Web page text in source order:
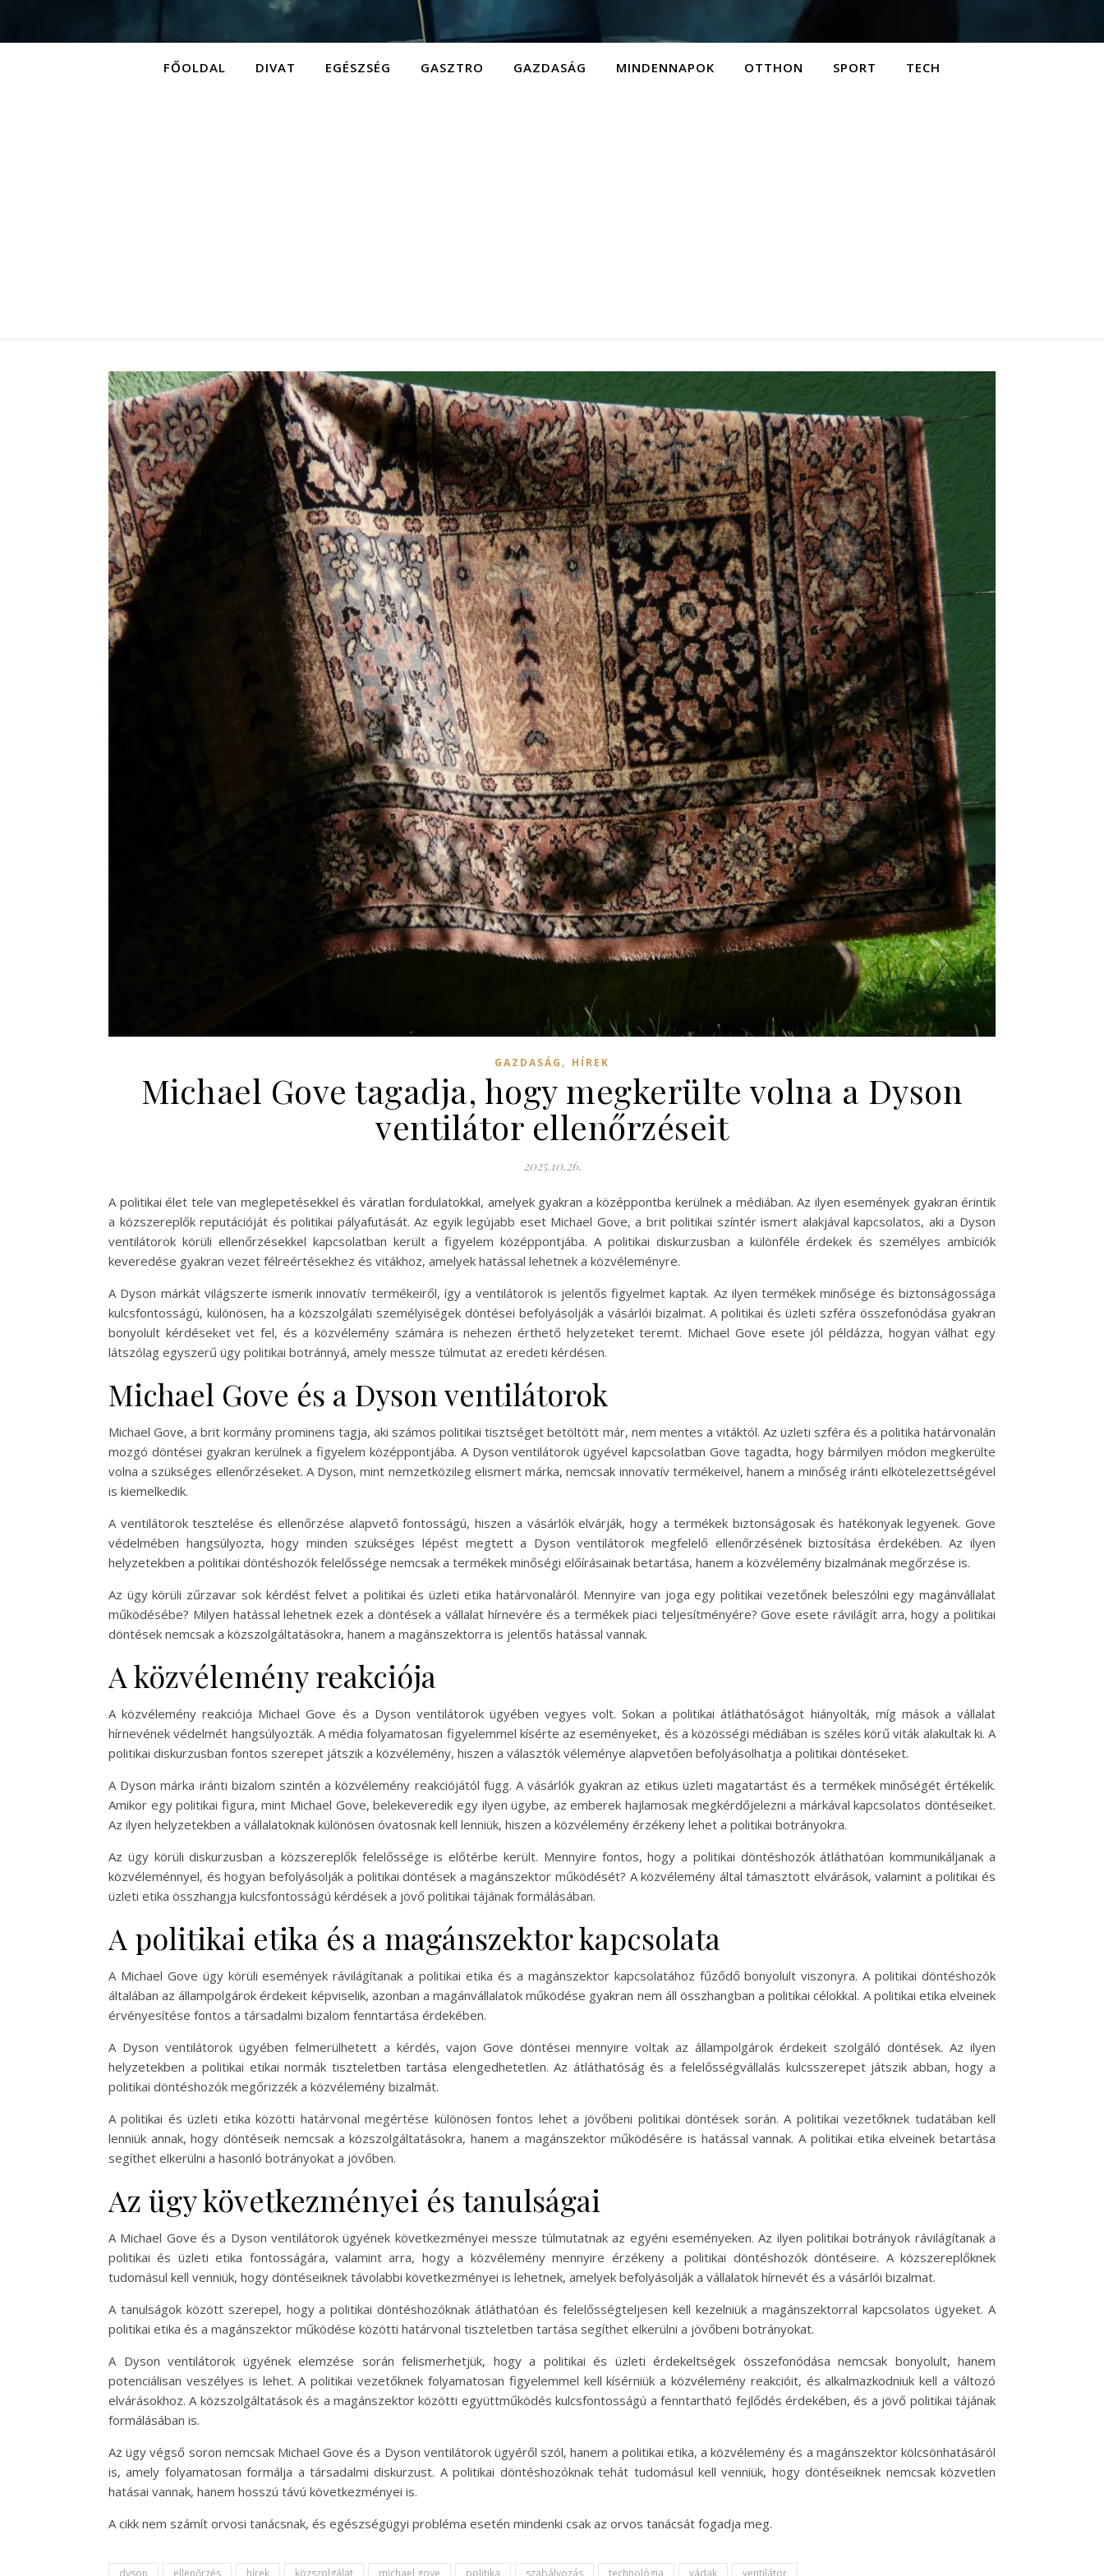
FŐOLDAL DIVAT EGÉSZSÉG GASZTRO GAZDASÁG MINDENNAPOK OTTHON SPORT TECH
GAZDASÁG , HÍREK
Michael Gove tagadja, hogy megkerülte volna a Dyson
ventilátor ellenőrzéseit
2025.10.26.
A politikai élet tele van meglepetésekkel és váratlan fordulatokkal, amelyek gyakran a középpontba kerülnek a médiában. Az ilyen események gyakran érintik
a közszereplők reputációját és politikai pályafutását. Az egyik legújabb eset Michael Gove, a brit politikai színtér ismert alakjával kapcsolatos, aki a Dyson
ventilátorok körüli ellenőrzésekkel kapcsolatban került a figyelem középpontjába. A politikai diskurzusban a különféle érdekek és személyes ambíciók
keveredése gyakran vezet félreértésekhez és vitákhoz, amelyek hatással lehetnek a közvéleményre.
A Dyson márkát világszerte ismerik innovatív termékeiről, így a ventilátorok is jelentős figyelmet kaptak. Az ilyen termékek minősége és biztonságossága
kulcsfontosságú, különösen, ha a közszolgálati személyiségek döntései befolyásolják a vásárlói bizalmat. A politikai és üzleti szféra összefonódása gyakran
bonyolult kérdéseket vet fel, és a közvélemény számára is nehezen érthető helyzeteket teremt. Michael Gove esete jól példázza, hogyan válhat egy
látszólag egyszerű ügy politikai botránnyá, amely messze túlmutat az eredeti kérdésen.
Michael Gove és a Dyson ventilátorok
Michael Gove, a brit kormány prominens tagja, aki számos politikai tisztséget betöltött már, nem mentes a vitáktól. Az üzleti szféra és a politika határvonalán
mozgó döntései gyakran kerülnek a figyelem középpontjába. A Dyson ventilátorok ügyével kapcsolatban Gove tagadta, hogy bármilyen módon megkerülte
volna a szükséges ellenőrzéseket. A Dyson, mint nemzetközileg elismert márka, nemcsak innovatív termékeivel, hanem a minőség iránti elkötelezettségével
is kiemelkedik.
A ventilátorok tesztelése és ellenőrzése alapvető fontosságú, hiszen a vásárlók elvárják, hogy a termékek biztonságosak és hatékonyak legyenek. Gove
védelmében hangsúlyozta, hogy minden szükséges lépést megtett a Dyson ventilátorok megfelelő ellenőrzésének biztosítása érdekében. Az ilyen
helyzetekben a politikai döntéshozók felelőssége nemcsak a termékek minőségi előírásainak betartása, hanem a közvélemény bizalmának megőrzése is.
Az ügy körüli zűrzavar sok kérdést felvet a politikai és üzleti etika határvonaláról. Mennyire van joga egy politikai vezetőnek beleszólni egy magánvállalat
működésébe? Milyen hatással lehetnek ezek a döntések a vállalat hírnevére és a termékek piaci teljesítményére? Gove esete rávilágít arra, hogy a politikai
döntések nemcsak a közszolgáltatásokra, hanem a magánszektorra is jelentős hatással vannak.
A közvélemény reakciója
A közvélemény reakciója Michael Gove és a Dyson ventilátorok ügyében vegyes volt. Sokan a politikai átláthatóságot hiányolták, míg mások a vállalat
hírnevének védelmét hangsúlyozták. A média folyamatosan figyelemmel kísérte az eseményeket, és a közösségi médiában is széles körű viták alakultak ki. A
politikai diskurzusban fontos szerepet játszik a közvélemény, hiszen a választók véleménye alapvetően befolyásolhatja a politikai döntéseket.
A Dyson márka iránti bizalom szintén a közvélemény reakciójától függ. A vásárlók gyakran az etikus üzleti magatartást és a termékek minőségét értékelik.
Amikor egy politikai figura, mint Michael Gove, belekeveredik egy ilyen ügybe, az emberek hajlamosak megkérdőjelezni a márkával kapcsolatos döntéseiket.
Az ilyen helyzetekben a vállalatoknak különösen óvatosnak kell lenniük, hiszen a közvélemény érzékeny lehet a politikai botrányokra.
Az ügy körüli diskurzusban a közszereplők felelőssége is előtérbe került. Mennyire fontos, hogy a politikai döntéshozók átláthatóan kommunikáljanak a
közvéleménnyel, és hogyan befolyásolják a politikai döntések a magánszektor működését? A közvélemény által támasztott elvárások, valamint a politikai és
üzleti etika összhangja kulcsfontosságú kérdések a jövő politikai tájának formálásában.
A politikai etika és a magánszektor kapcsolata
A Michael Gove ügy körüli események rávilágítanak a politikai etika és a magánszektor kapcsolatához fűződő bonyolult viszonyra. A politikai döntéshozók
általában az állampolgárok érdekeit képviselik, azonban a magánvállalatok működése gyakran nem áll összhangban a politikai célokkal. A politikai etika elveinek
érvényesítése fontos a társadalmi bizalom fenntartása érdekében.
A Dyson ventilátorok ügyében felmerülhetett a kérdés, vajon Gove döntései mennyire voltak az állampolgárok érdekeit szolgáló döntések. Az ilyen
helyzetekben a politikai etikai normák tiszteletben tartása elengedhetetlen. Az átláthatóság és a felelősségvállalás kulcsszerepet játszik abban, hogy a
politikai döntéshozók megőrizzék a közvélemény bizalmát.
A politikai és üzleti etika közötti határvonal megértése különösen fontos lehet a jövőbeni politikai döntések során. A politikai vezetőknek tudatában kell
lenniük annak, hogy döntéseik nemcsak a közszolgáltatásokra, hanem a magánszektor működésére is hatással vannak. A politikai etika elveinek betartása
segíthet elkerülni a hasonló botrányokat a jövőben.
Az ügy következményei és tanulságai
A Michael Gove és a Dyson ventilátorok ügyének következményei messze túlmutatnak az egyéni eseményeken. Az ilyen politikai botrányok rávilágítanak a
politikai és üzleti etika fontosságára, valamint arra, hogy a közvélemény mennyire érzékeny a politikai döntéshozók döntéseire. A közszereplőknek
tudomásul kell venniük, hogy döntéseiknek távolabbi következményei is lehetnek, amelyek befolyásolják a vállalatok hírnevét és a vásárlói bizalmat.
A tanulságok között szerepel, hogy a politikai döntéshozóknak átláthatóan és felelősségteljesen kell kezelniük a magánszektorral kapcsolatos ügyeket. A
politikai etika és a magánszektor működése közötti határvonal tiszteletben tartása segíthet elkerülni a jövőbeni botrányokat.
A Dyson ventilátorok ügyének elemzése során felismerhetjük, hogy a politikai és üzleti érdekeltségek összefonódása nemcsak bonyolult, hanem
potenciálisan veszélyes is lehet. A politikai vezetőknek folyamatosan figyelemmel kell kísérniük a közvélemény reakcióit, és alkalmazkodniuk kell a változó
elvárásokhoz. A közszolgáltatások és a magánszektor közötti együttműködés kulcsfontosságú a fenntartható fejlődés érdekében, és a jövő politikai tájának
formálásában is.
Az ügy végső soron nemcsak Michael Gove és a Dyson ventilátorok ügyéről szól, hanem a politikai etika, a közvélemény és a magánszektor kölcsönhatásáról
is, amely folyamatosan formálja a társadalmi diskurzust. A politikai döntéshozóknak tehát tudomásul kell venniük, hogy döntéseiknek nemcsak közvetlen
hatásai vannak, hanem hosszú távú következményei is.
A cikk nem számít orvosi tanácsnak, és egészségügyi probléma esetén mindenki csak az orvos tanácsát fogadja meg.
dyson ellenőrzés hírek közszolgálat michael gove politika szabályozás technológia vádak ventilátor